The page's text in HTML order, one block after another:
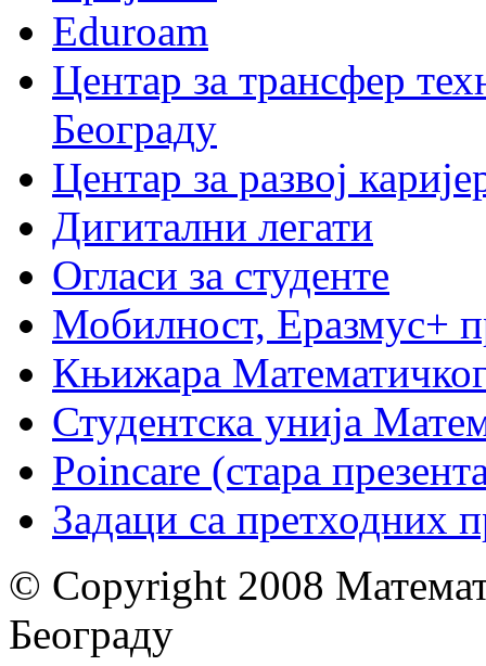
Eduroam
Центар за трансфер
Београду
Центар за развој
Дигитални легати
Огласи за студенте
Мобилност, Еразмус+
Књижара
Студентска унија
Poincare (стара
Задаци са претходних
© Copyright 2008
Београду